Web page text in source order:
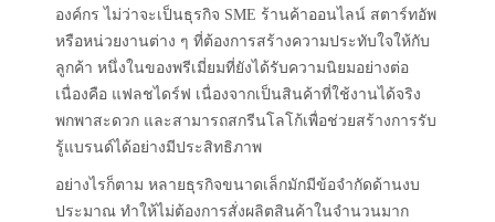
องค์กร ไม่ว่าจะเป็นธุรกิจ SME ร้านค้าออนไลน์ สตาร์ทอัพ
หรือหน่วยงานต่าง ๆ ที่ต้องการสร้างความประทับใจให้กับ
ลูกค้า หนึ่งในของพรีเมี่ยมที่ยังได้รับความนิยมอย่างต่อ
เนื่องคือ แฟลชไดร์ฟ เนื่องจากเป็นสินค้าที่ใช้งานได้จริง
พกพาสะดวก และสามารถสกรีนโลโก้เพื่อช่วยสร้างการรับ
รู้แบรนด์ได้อย่างมีประสิทธิภาพ
อย่างไรก็ตาม หลายธุรกิจขนาดเล็กมักมีข้อจำกัดด้านงบ
ประมาณ ทำให้ไม่ต้องการสั่งผลิตสินค้าในจำนวนมาก